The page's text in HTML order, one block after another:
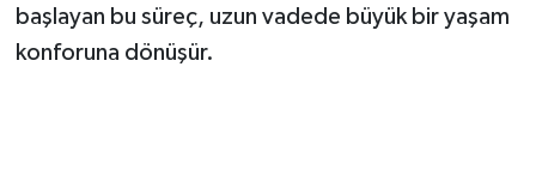
başlayan bu süreç, uzun vadede büyük bir yaşam
konforuna dönüşür.